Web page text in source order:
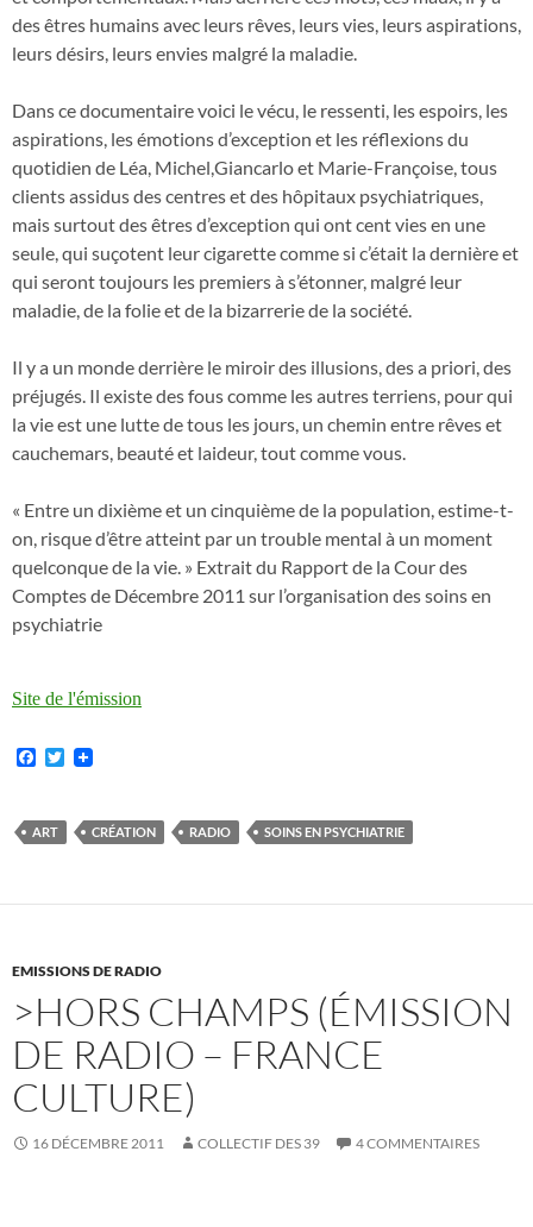
des êtres humains avec leurs rêves, leurs vies, leurs aspirations,
leurs désirs, leurs envies malgré la maladie.
Dans ce documentaire voici le vécu, le ressenti, les espoirs, les
aspirations, les émotions d’exception et les réflexions du
quotidien de Léa, Michel,Giancarlo et Marie-Françoise, tous
clients assidus des centres et des hôpitaux psychiatriques,
mais surtout des êtres d’exception qui ont cent vies en une
seule, qui suçotent leur cigarette comme si c’était la dernière et
qui seront toujours les premiers à s’étonner, malgré leur
maladie, de la folie et de la bizarrerie de la société.
Il y a un monde derrière le miroir des illusions, des a priori, des
préjugés. Il existe des fous comme les autres terriens, pour qui
la vie est une lutte de tous les jours, un chemin entre rêves et
cauchemars, beauté et laideur, tout comme vous.
« Entre un dixième et un cinquième de la population, estime-t-
on, risque d’être atteint par un trouble mental à un moment
quelconque de la vie. » Extrait du Rapport de la Cour des
Comptes de Décembre 2011 sur l’organisation des soins en
psychiatrie
Site de l'émission
F
b
o
T
e
ART CRÉATION RADIO SOINS EN PSYCHIATRIE
EMISSIONS DE RADIO
>HORS CHAMPS (ÉMISSION
DE RADIO – FRANCE
CULTURE)
16 DÉCEMBRE 2011 COLLECTIF DES 39 4 COMMENTAIRES